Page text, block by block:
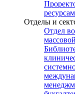
ресурсам
Отделы и
Отдел